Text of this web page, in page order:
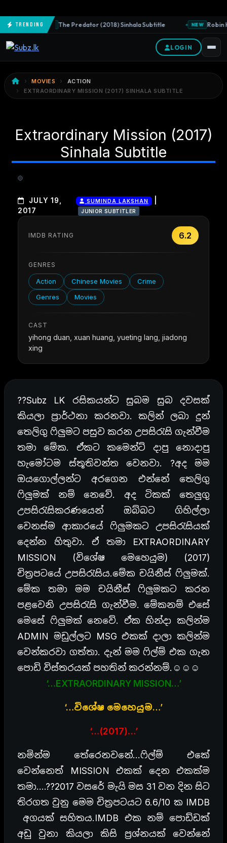
TrendingNEW The Predator (2018) Sinhala Subtitle NEW Robin
LOGIN
MOVIES
ACTION
EXTRAORDINARY MISSION (2017) SINHALA SUBTITLE
Extraordinary Mission (2017)
Sinhala Subtitle
JULY 19,
2017
SUMINDA LAKSHAN |
JUNIOR SUBTITLER
IMDB RATING 6.2
GENRES
Action Chinese Movies
Crime
Genres
Movies
CAST
yihong duan, xuan huang, yueting lang, jiadong
xing
??Subz LK රසිකයන්ට සුබම සුබ දවසක්
කියලා ප්‍රාර්ථනා කරනවා. කලින් ලබා දුන්
තෙලිගු ෆිලුමට පසුව කරන උපසිරැසි ගැන්වීම
තමා මේක. ඒකට කමෙන්ට් දාපු නොදාපු
හැමෝටම ස්තූතිවන්ත වෙනවා. ?අද මම
ඔයගොල්ලන්ට අරගෙන එන්නේ තෙලිගු
ෆිලුමක් නම් නෙවේ. අද ටිකක් තෙලුගු
උපසිරැසිකරණයෙන් ඔබ්බට ගිහිල්ලා
වෙනස්ම ආකාරයේ ෆිලුමකට උපසිරැසියක්
දෙන්න හිතුවා. ඒ තමා EXTRAORDINARY
MISSION (විශේෂ මෙහෙයුම) (2017)
චිත්‍රපටයේ උපසිරැසිය.මේක චයිනීස් ෆිලුමක්.
මේක තමා මම චයිනීස් ෆිලුමකට කරන
පළවෙනි උපසිරැසි ගැන්වීම. මේකනම් එසේ
මෙසේ ෆිලුමක් නෙවේ. ඒක හින්දා කලින්ම
ADMIN මඩුල්ලට MSG එකක් දාලා කලින්ම
වෙන්කරවා ගත්තා. දැන් මම ෆිල්ම් එක ගැන
පොඩි විස්තරයක් පහතින් කරන්නම්.☺️☺️☺️
‘…EXTRAORDINARY MISSION…’
‘…විශේෂ මෙහෙයුම…’
‘…(2017)…’
නමින්ම තේරෙනවනේ…ෆිල්ම් එකේ
වෙන්නෙත් MISSION එකක් දෙන එකක්ම
තමා….??2017 වසරේ මැයි මස 31 වන දින සිට
තිරගත වුනු මෙම චිත්‍රපටයට 6.6/10 ක IMDB
අගයක් සහිතය.IMDB එක නම් පොඩ්ඩක්
අඩු වුනා කියලා කිසි ප්‍රශ්නයක් වෙන්නේ